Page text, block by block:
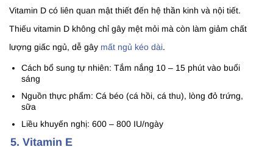
Vitamin D có liên quan mật thiết đến hệ thần kinh và nội tiết.
Thiếu vitamin D không chỉ gây mệt mỏi mà còn làm giảm chất
lượng giấc ngủ, dễ gây mất ngủ kéo dài.
Cách bổ sung tự nhiên: Tắm nắng 10 – 15 phút vào buổi
sáng
Nguồn thực phẩm: Cá béo (cá hồi, cá thu), lòng đỏ trứng,
sữa
Liều khuyến nghị: 600 – 800 IU/ngày
5. Vitamin E